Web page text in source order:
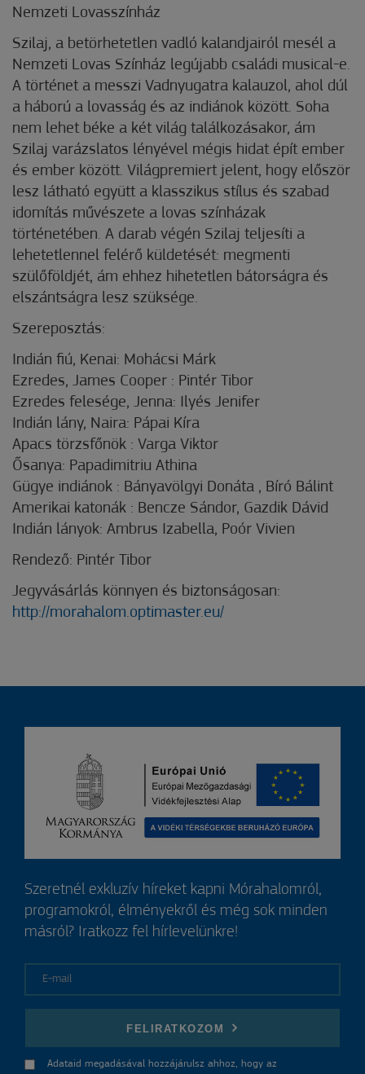
Nemzeti Lovasszínház
Szilaj, a betörhetetlen vadló kalandjairól mesél a
Nemzeti Lovas Színház legújabb családi musical-e.
A történet a messzi Vadnyugatra kalauzol, ahol dúl
a háború a lovasság és az indiánok között. Soha
nem lehet béke a két világ találkozásakor, ám
Szilaj varázslatos lényével mégis hidat épít ember
és ember között. Világpremiert jelent, hogy először
lesz látható együtt a klasszikus stílus és szabad
idomítás művészete a lovas színházak
történetében. A darab végén Szilaj teljesíti a
lehetetlennel felérő küldetését: megmenti
szülőföldjét, ám ehhez hihetetlen bátorságra és
elszántságra lesz szüksége.
Szereposztás:
Indián fiú, Kenai: Mohácsi Márk
Ezredes, James Cooper : Pintér Tibor
Ezredes felesége, Jenna: Ilyés Jenifer
Indián lány, Naira: Pápai Kíra
Apacs törzsfőnök : Varga Viktor
Ősanya: Papadimitriu Athina
Gügye indiánok : Bányavölgyi Donáta , Bíró Bálint
Amerikai katonák : Bencze Sándor, Gazdik Dávid
Indián lányok: Ambrus Izabella, Poór Vivien
Rendező: Pintér Tibor
Jegyvásárlás könnyen és biztonságosan:
http://morahalom.optimaster.eu/
Szeretnél exkluzív híreket kapni Mórahalomról,
programokról, élményekről és még sok minden
másról? Iratkozz fel hírlevelünkre!
FELIRATKOZOM
Adataid megadásával hozzájárulsz ahhoz, hogy az